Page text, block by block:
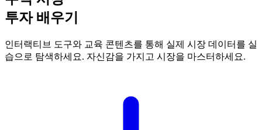
투자 배우기
인터랙티브 도구와 교육 콘텐츠를 통해 실제 시장 데이터를 실
습으로 탐색하세요. 자신감을 가지고 시장을 마스터하세요.